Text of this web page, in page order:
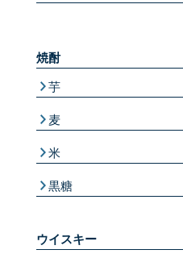
焼酎
芋
麦
米
黒糖
ウイスキー